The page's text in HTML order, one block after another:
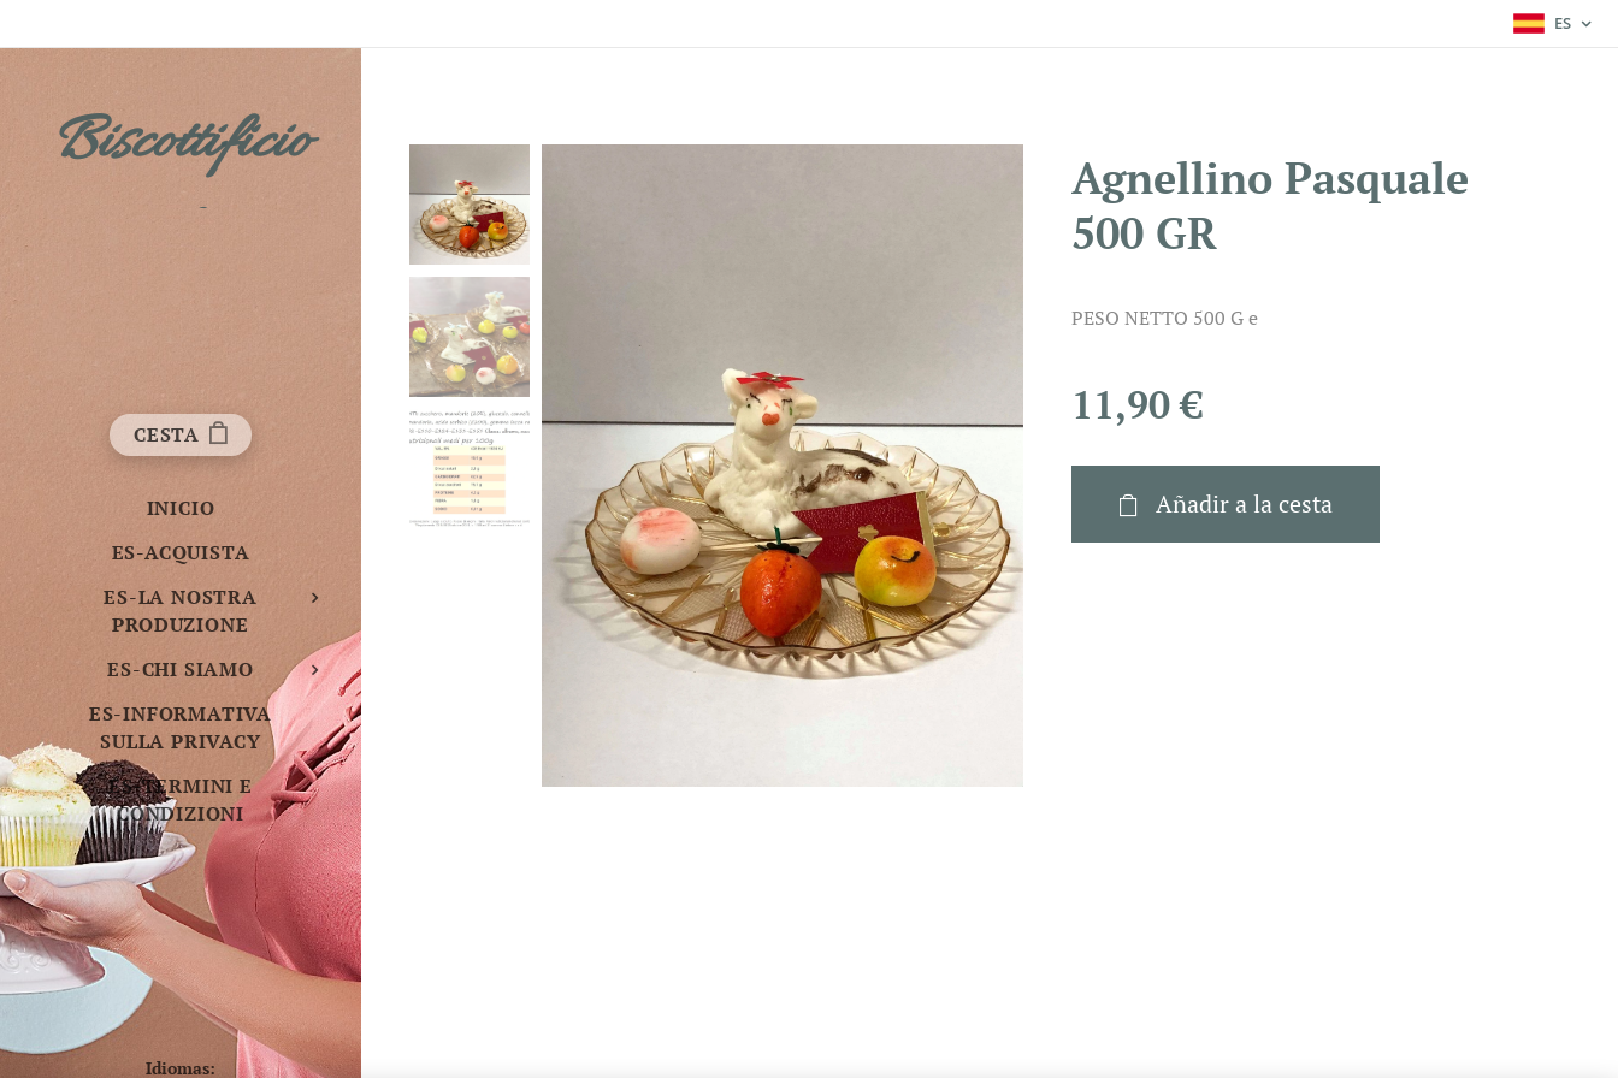
ES
Biscottificio
Fichera
CESTA
INICIO
ES-ACQUISTA
ES-LA NOSTRA
PRODUZIONE
ES-CHI SIAMO
ES-INFORMATIVA
SULLA PRIVACY
ES-TERMINI E
CONDIZIONI
Agnellino Pasquale
500 GR
PESO NETTO 500 G e
11,90€
Añadir a la cesta
Idiomas